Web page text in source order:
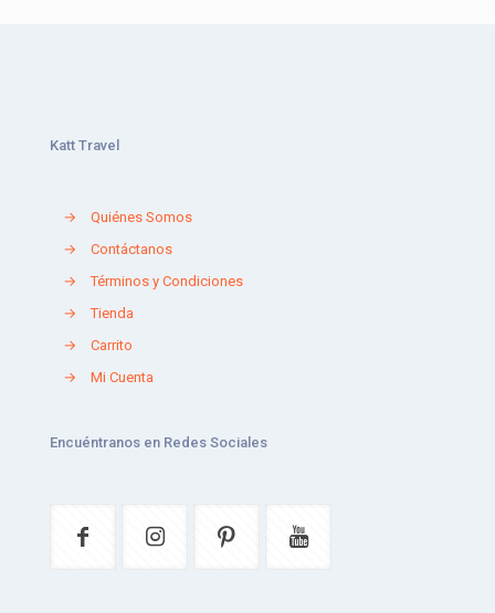
Katt Travel
→
Quiénes Somos
→
Contáctanos
→
Términos y Condiciones
→
Tienda
→
Carrito
→
Mi Cuenta
Encuéntranos en Redes Sociales